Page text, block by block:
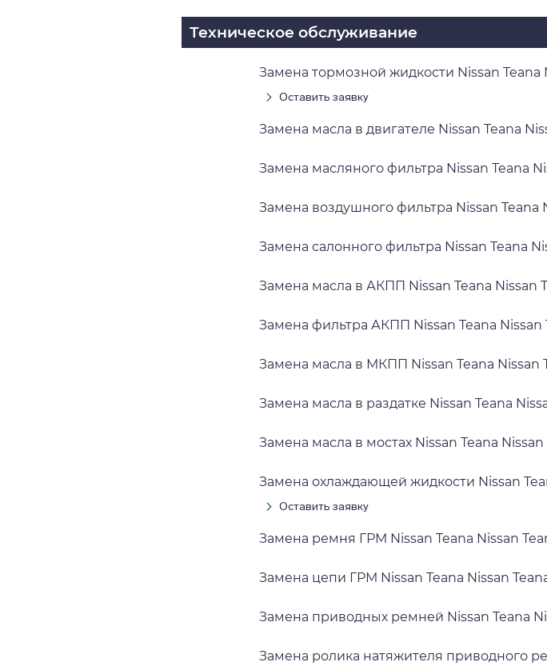
Техническое обслуживание
Замена тормозной жидкости Nissan Teana
Оставить заявку
Замена масла в двигателе Nissan Teana
Замена масляного фильтра Nissan Teana
Замена воздушного фильтра Nissan Teana
Замена салонного фильтра Nissan Teana
Замена масла в АКПП Nissan Teana Nissan
Замена фильтра АКПП Nissan Teana Nissan
Замена масла в МКПП Nissan Teana Nissan
Замена масла в раздатке Nissan Teana
Замена масла в мостах Nissan Teana Nissan
Замена охлаждающей жидкости Nissan
Оставить заявку
Замена ремня ГРМ Nissan Teana Nissan
Замена цепи ГРМ Nissan Teana Nissan
Замена приводных ремней Nissan Teana
Замена ролика натяжителя приводного